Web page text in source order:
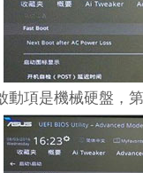
項是機械硬盤，第